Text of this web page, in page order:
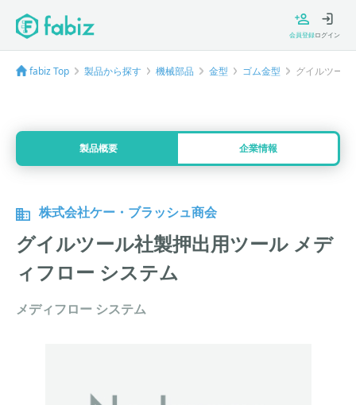
会員登録ログイン
fabiz Top 製品から探す 機械部品 金型 ゴム金型 グイルツー
製品概要 企業情報
株式会社ケー・ブラッシュ商会
グイルツール社製押出用ツール メデ
ィフロー システム
メディフロー システム